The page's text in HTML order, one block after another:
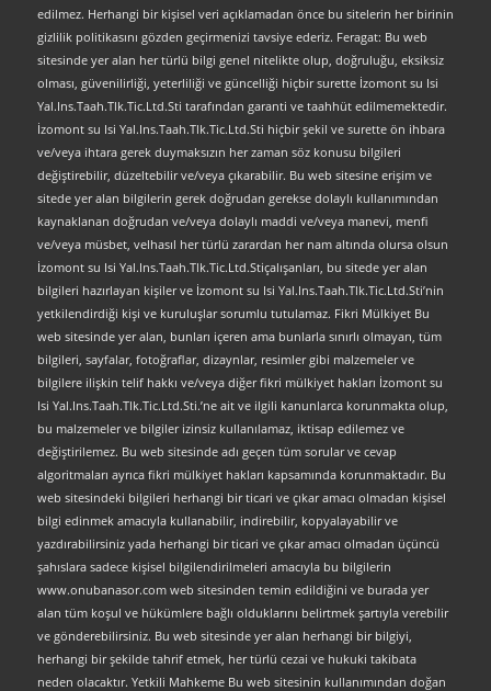
edilmez. Herhangi bir kişisel veri açıklamadan önce bu sitelerin her birinin
gizlilik politikasını gözden geçirmenizi tavsiye ederiz. Feragat: Bu web
sitesinde yer alan her türlü bilgi genel nitelikte olup, doğruluğu, eksiksiz
olması, güvenilirliği, yeterliliği ve güncelliği hiçbir surette İzomont su Isi
Yal.Ins.Taah.Tlk.Tic.Ltd.Sti tarafından garanti ve taahhüt edilmemektedir.
İzomont su Isi Yal.Ins.Taah.Tlk.Tic.Ltd.Sti hiçbir şekil ve surette ön ihbara
ve/veya ihtara gerek duymaksızın her zaman söz konusu bilgileri
değiştirebilir, düzeltebilir ve/veya çıkarabilir. Bu web sitesine erişim ve
sitede yer alan bilgilerin gerek doğrudan gerekse dolaylı kullanımından
kaynaklanan doğrudan ve/veya dolaylı maddi ve/veya manevi, menfi
ve/veya müsbet, velhasıl her türlü zarardan her nam altında olursa olsun
İzomont su Isi Yal.Ins.Taah.Tlk.Tic.Ltd.Stiçalışanları, bu sitede yer alan
bilgileri hazırlayan kişiler ve İzomont su Isi Yal.Ins.Taah.Tlk.Tic.Ltd.Sti’nin
yetkilendirdiği kişi ve kuruluşlar sorumlu tutulamaz. Fikri Mülkiyet Bu
web sitesinde yer alan, bunları içeren ama bunlarla sınırlı olmayan, tüm
bilgileri, sayfalar, fotoğraflar, dizaynlar, resimler gibi malzemeler ve
bilgilere ilişkin telif hakkı ve/veya diğer fikri mülkiyet hakları İzomont su
Isi Yal.Ins.Taah.Tlk.Tic.Ltd.Sti.’ne ait ve ilgili kanunlarca korunmakta olup,
bu malzemeler ve bilgiler izinsiz kullanılamaz, iktisap edilemez ve
değiştirilemez. Bu web sitesinde adı geçen tüm sorular ve cevap
algoritmaları ayrıca fikri mülkiyet hakları kapsamında korunmaktadır. Bu
web sitesindeki bilgileri herhangi bir ticari ve çıkar amacı olmadan kişisel
bilgi edinmek amacıyla kullanabilir, indirebilir, kopyalayabilir ve
yazdırabilirsiniz yada herhangi bir ticari ve çıkar amacı olmadan üçüncü
şahıslara sadece kişisel bilgilendirilmeleri amacıyla bu bilgilerin
www.onubanasor.com web sitesinden temin edildiğini ve burada yer
alan tüm koşul ve hükümlere bağlı olduklarını belirtmek şartıyla verebilir
ve gönderebilirsiniz. Bu web sitesinde yer alan herhangi bir bilgiyi,
herhangi bir şekilde tahrif etmek, her türlü cezai ve hukuki takibata
neden olacaktır. Yetkili Mahkeme Bu web sitesinin kullanımından doğan